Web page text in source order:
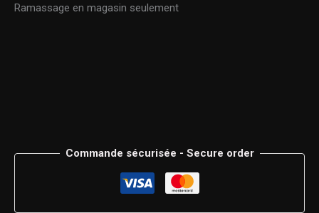
Ramassage en magasin seulement
Commande sécurisée - Secure order